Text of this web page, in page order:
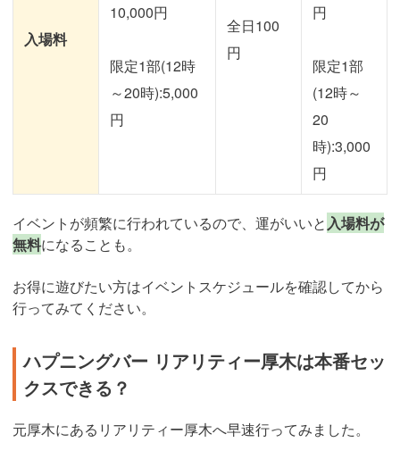
入場料
10,000円
限定1部(12時
～20時):5,000
円
全日100
円
円
限定1部
(12時～
20
時):3,000
円
イベントが頻繁に行われているので、運がいいと 入場料が
無料になることも。
お得に遊びたい方はイベントスケジュールを確認してから
行ってみてください。
ハプニングバー リアリティー厚木は本番セッ
クスできる？
元厚木にあるリアリティー厚木へ早速行ってみました。